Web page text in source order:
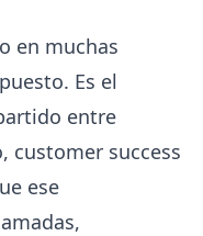
en muchas
Es el
entre
customer success
ese